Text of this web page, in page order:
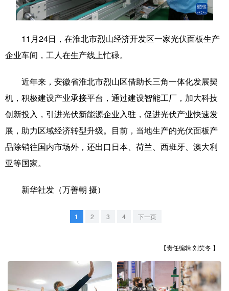
学术中国 乡村振兴 银龄 溯源中国
彩票 娱乐
文化产业
地方频道
北京
河南 湖北
四川 贵州 云南 西藏
陕西 甘肃 青海 宁夏
11月24日，在淮北市烈山经济开发区一家光伏面板生产
企业车间，工人在生产线上忙碌。
近年来，安徽省淮北市烈山区借助长三角一体化发展契
机，积极建设产业承接平台，通过建设智能工厂，加大科技
创新投入，引进光伏新能源企业入驻，促进光伏产业快速发
展，助力区域经济转型升级。目前，当地生产的光伏面板产
品除销往国内市场外，还出口日本、荷兰、西班牙、澳大利
亚等国家。
新华社发（万善朝 摄）
1 2 3 4 下一页
【责任编辑:刘笑冬 】